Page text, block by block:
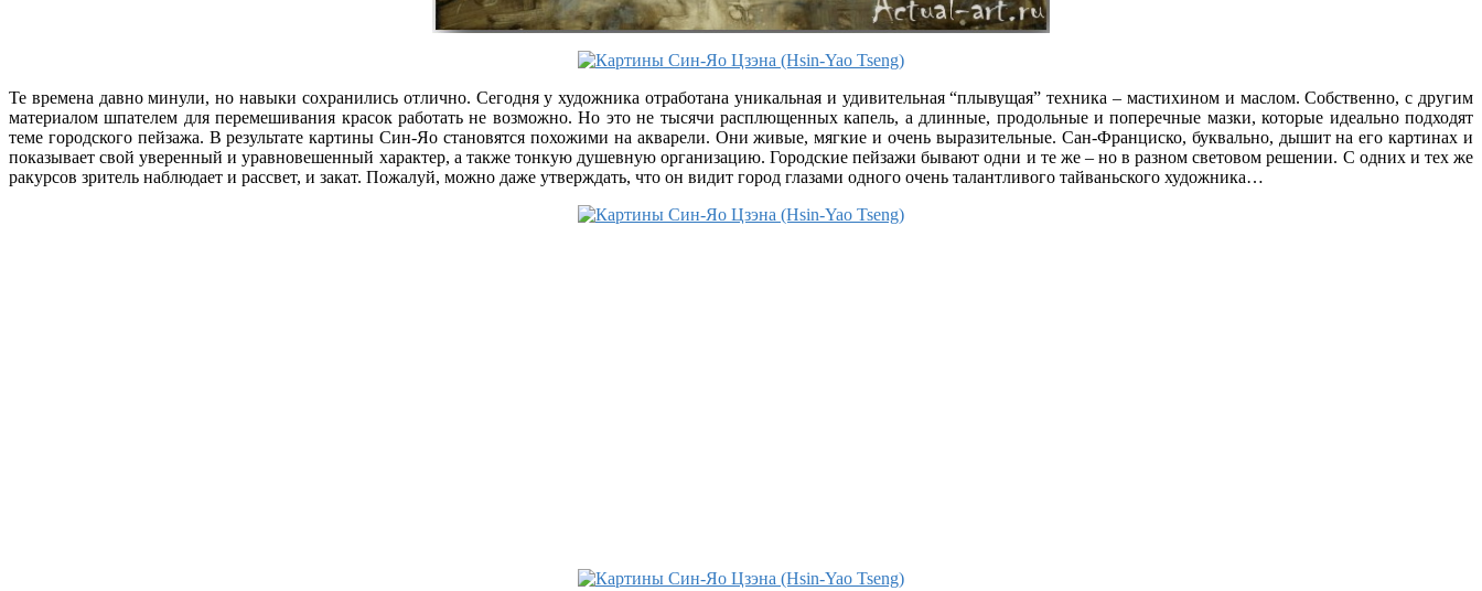
Те времена давно минули, но навыки сохранились отлично. Сегодня у художника отработана уникальная и удивительная “плывущая” техника – мастихином и маслом. Собственно, с другим
материалом шпателем для перемешивания красок работать не возможно. Но это не тысячи расплющенных капель, а длинные, продольные и поперечные мазки, которые идеально подходят
теме городского пейзажа. В результате картины Син-Яо становятся похожими на акварели. Они живые, мягкие и очень выразительные. Сан-Франциско, буквально, дышит на его картинах и
показывает свой уверенный и уравновешенный характер, а также тонкую душевную организацию. Городские пейзажи бывают одни и те же – но в разном световом решении. С одних и тех же
ракурсов зритель наблюдает и рассвет, и закат. Пожалуй, можно даже утверждать, что он видит город глазами одного очень талантливого тайваньского художника…